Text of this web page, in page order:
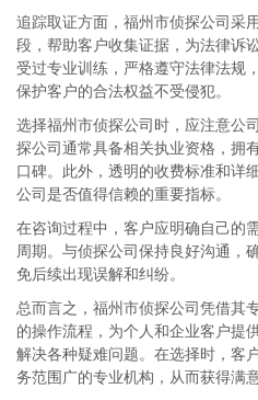
追踪取证方面，福州市侦探公司采
段，帮助客户收集证据，为法律诉
受过专业训练，严格遵守法律法规
保护客户的合法权益不受侵犯。
选择福州市侦探公司时，应注意公
探公司通常具备相关执业资格，拥
口碑。此外，透明的收费标准和详
公司是否值得信赖的重要指标。
在咨询过程中，客户应明确自己的
周期。与侦探公司保持良好沟通，
免后续出现误解和纠纷。
总而言之，福州市侦探公司凭借其
的操作流程，为个人和企业客户提
解决各种疑难问题。在选择时，客
务范围广的专业机构，从而获得满